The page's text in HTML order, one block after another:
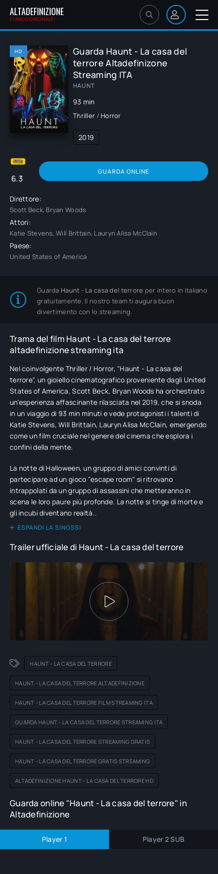
ALTADEFINIZIONE
L'UNICO ORIGINALE!
HD
Guarda Haunt - La casa del
terrore Altadefinizone
Streaming ITA
HAUNT
93 min
Thriller / Horror
2019
6.3
GUARDA ONLINE
Direttore:
Scott Beck, Bryan Woods
Attori:
Katie Stevens, Will Brittain, Lauryn Alisa McClain
Paese:
United States of America
Guarda Haunt - La casa del terrore per intero in italiano
gratuitamente. Il nostro team ti augura buon
divertimento con lo streaming.
Trama del film Haunt - La casa del terrore
altadefinizione streaming ita
Nel coinvolgente Thriller / Horror, "Haunt - La casa del
terrore", un gioiello cinematografico proveniente dagli United
States of America, Scott Beck, Bryan Woods ha orchestrato
un'esperienza affascinante rilasciata nel 2019, che si snoda
in un viaggio di 93 min minuti e vede protagonisti i talenti di
Katie Stevens, Will Brittain, Lauryn Alisa McClain, emergendo
come un film cruciale nel genere del cinema che esplora i
confini della mente.
La notte di Halloween, un gruppo di amici convinti di
partecipare ad un gioco "escape room" si ritrovano
intrappolati da un gruppo di assassini che metteranno in
scena le loro paure più profonde. La notte si tinge di morte e
gli incubi diventano realtà..
ESPANDI LA SINOSSI
Trailer ufficiale di Haunt - La casa del terrore
HAUNT - LA CASA DEL TERRORE
HAUNT - LA CASA DEL TERRORE ALTADEFINIZIONE
HAUNT - LA CASA DEL TERRORE FILM STREAMING ITA
GUARDA HAUNT - LA CASA DEL TERRORE STREAMING ITA
HAUNT - LA CASA DEL TERRORE STREAMING GRATIS
HAUNT - LA CASA DEL TERRORE GRATIS STREAMING
ALTADEFINIZIONE HAUNT - LA CASA DEL TERRORE HD
Guarda online "Haunt - La casa del terrore" in
Altadefinizione
Player 1 Player 2 SUB